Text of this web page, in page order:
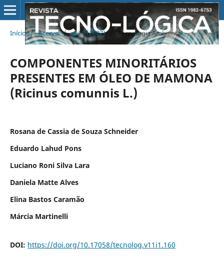
Início / Acervo / v. 11 (2007) Tecnologia Ambiental
COMPONENTES MINORITÁRIOS
PRESENTES EM ÓLEO DE MAMONA
(Ricinus comunnis L.)
Rosana de Cassia de Souza Schneider
Eduardo Lahud Pons
Luciano Roni Silva Lara
Daniela Matte Alves
Elina Bastos Caramão
Márcia Martinelli
DOI: https://doi.org/10.17058/tecnolog.v11i1.160